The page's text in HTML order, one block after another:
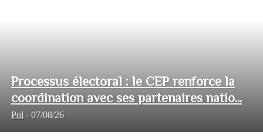
Processus électoral : le CEP renforce la
coordination avec ses partenaires natio...
Pol - 07/08/26